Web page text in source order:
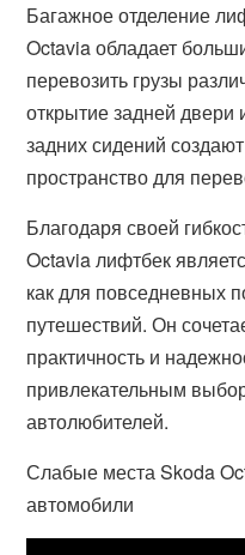
Багажное отделение
Octavia обладает
перевозить грузы
открытие задней
задних сидений
пространство для
Благодаря своей
Octavia лифтбек
как для повседневных
путешествий. Он
практичность и
привлекательным
автолюбителей.
Слабые места Skoda
автомобили